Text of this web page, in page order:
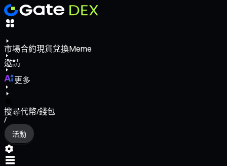
市場合約現貨兌換Meme
邀請
更多
搜尋代幣/錢包
/
活動